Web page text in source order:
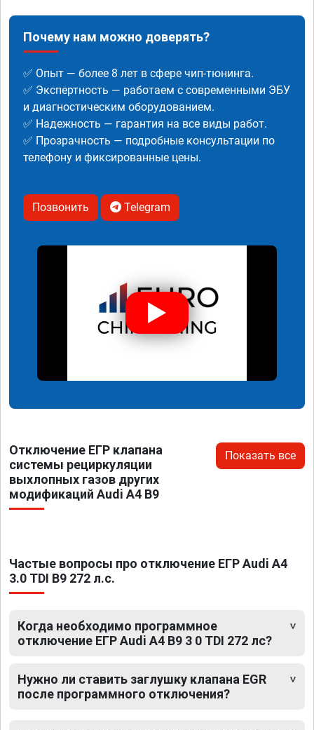
Почему нам можно доверять?
✅ Опыт — более 8 лет в сфере чип-тюнинга.
✅ Экспертность — работаем с современными ЭБУ
и диагностическим оборудованием.
✅ Надежность — гарантия на все виды работ.
✅ Прозрачность — подробные консультации по
телефону и фиксированные цены.
Позвонить Telegram
Отключение ЕГР клапана
системы рециркуляции
выхлопных газов других
модификаций Audi A4 B9
Показать все
Частые вопросы про отключение ЕГР Audi A4
3.0 TDI B9 272 л.с.
Когда необходимо программное
отключение ЕГР Audi A4 B9 3 0 TDI 272 лс?
Нужно ли ставить заглушку клапана EGR
после программного отключения?